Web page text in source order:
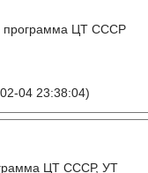
программа ЦТ СССР
04 23:38:04)
ЦТ СССР, УТ